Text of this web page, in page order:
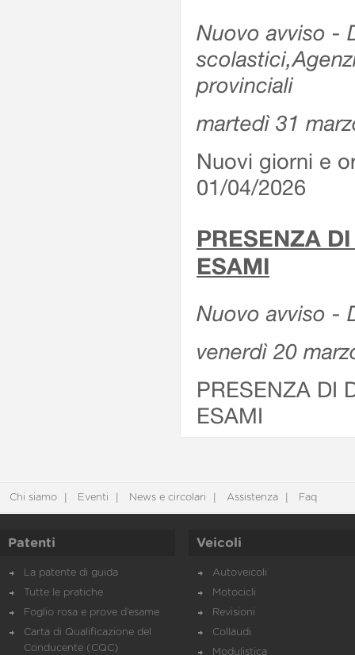
Nuovo avviso -
provinciali
martedì 31
Nuovi giorni e
01/04/2026
PRESENZA
ESAMI
Nuovo avviso -
venerdì 20
PRESENZA DI
ESAMI
Chi siamo Eventi News e circolari Assistenza Faq
Patenti
La patente di guida
Tutte le pratiche
Foglio rosa e prove d’esame
Carta di Qualificazione del
Conducente (CQC)
Veicoli
Autoveicoli
Motocicli
Revisioni
Collaudi
Modulistica